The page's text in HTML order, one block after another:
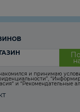
и принимаю
,
и “Рекомендательные